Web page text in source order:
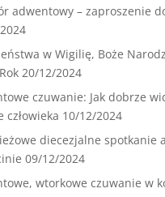
adwentowy – zaproszenie
w Wigilię, Boże
20/12/2024
czuwanie: Jak dobrze
człowieka 10/12/2024
diecezjalne spotkanie
09/12/2024
wtorkowe czuwanie w